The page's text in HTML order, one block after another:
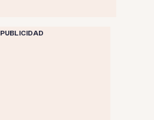
PUBLICIDAD